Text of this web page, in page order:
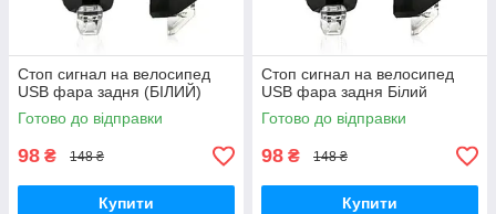
Стоп сигнал на велосипед
USB фара задня (БІЛИЙ)
Готово до відправки
98 ₴ 148 ₴
Купити
Стоп сигнал на велосипед
USB фара задня Білий
Готово до відправки
98 ₴ 148 ₴
Купити